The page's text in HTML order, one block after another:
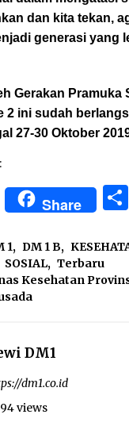
dan kita tekan,
generasi yang
Gerakan Pramuka
2 ini sudah
27-30 Oktober
WhatsApp
Share
1, DM 1 B,
SOSIAL, Terbaru
Kesehatan
DM1
dm1.co.id
views